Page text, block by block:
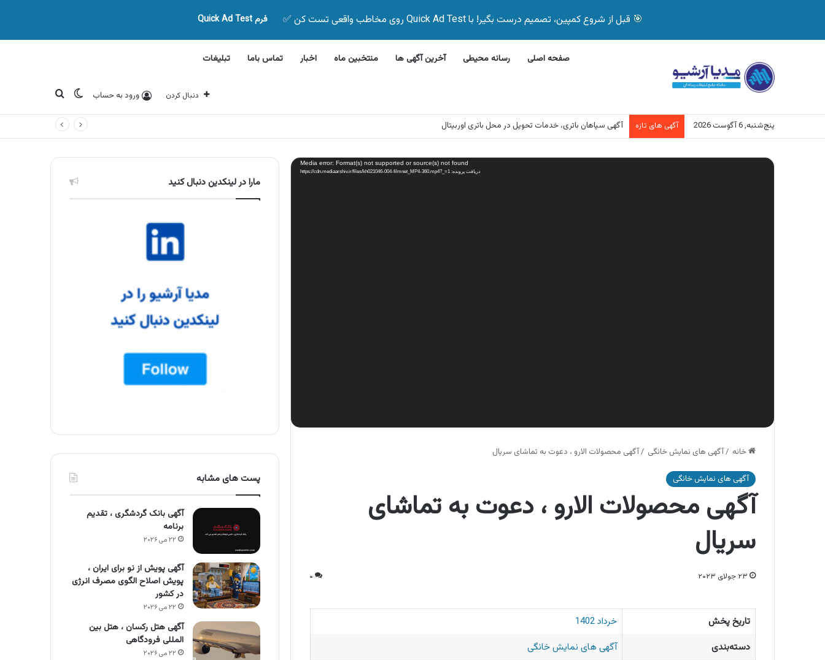
🎯 قبل از شروع کمپین، تصمیم درست بگیر! با Quick Ad Test روی مخاطب واقعی تست کن ✅ فرم Quick Ad Test
صفحه اصلی رسانه محیطی آخرین آگهی ها منتخبین ماه اخبار تماس باما تبلیغات
دنبال کردن ورود به حساب تغییر پوسته
جستجو برای
پنج‌شنبه, 6 آگوست 2026 آگهی های تازه آگهی سپاهان باتری، خدمات تحویل در محل باتری اوربیتال
نمایشگر
ویدیو Media error: Format(s) not supported or source(s) not found
دریافت پرونده: https://cdn.mediaarshiv.ir/files/kh021046-004-filmnet_MP4-360.mp4?_=1
خانه /آگهی های نمایش خانگی /آگهی محصولات الارو ، دعوت به تماشای سریال
آگهی های نمایش خانگی
آگهی محصولات الارو ، دعوت به تماشای
سریال
۲۳ جولای ۲۰۲۳ ۰
تاریخ پخش
خرداد 1402
دسته‌بندی
آگهی های نمایش خانگی
مارا در لینکدین دنبال کنید
پست های مشابه
آگهی بانک گردشگری ، تقدیم
برنامه
۲۲ می ۲۰۲۶
آگهی پویش از نو برای ایران ،
پویش اصلاح الگوی مصرف انرژی
در کشور
۲۲ می ۲۰۲۶
آگهی هتل رکسان ، هتل بین
المللی فرودگاهی
۲۲ می ۲۰۲۶